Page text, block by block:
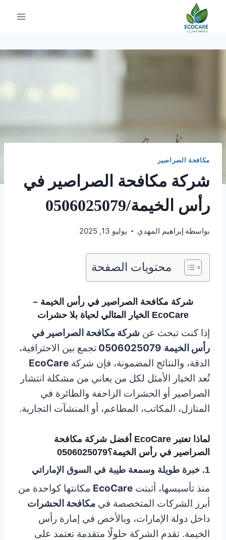
التجاوز
مكافحة الصراصير
شركة مكافحة الصراصير في
رأس الخيمة/0506025079
بواسطة إبراهيم المهدي يوليو 13, 2025
محتويات الصفحة
شركة مكافحة الصراصير في رأس الخيمة –
EcoCare الخيار المثالي لحياة بلا حشرات
إذا كنت تبحث عن شركة مكافحة الصراصير في
رأس الخيمة 0506025079 تجمع بين الاحترافية،
الدقة، والنتائج المضمونة، فإن شركة EcoCare
تُعد الخيار الأمثل لكل من يعاني من مشكلة انتشار
الصراصير أو الحشرات الزاحفة والطائرة في
المنازل، المكاتب، المطاعم، أو المنشآت التجارية.
لماذا تعتبر EcoCare أفضل شركة مكافحة
الصراصير في رأس الخيمة؟0506025079
1. خبرة طويلة وسمعة طيبة في السوق الإماراتي
منذ تأسيسها، أثبتت EcoCare مكانتها كواحدة من
أبرز الشركات المتخصصة في مكافحة الحشرات
داخل دولة الإمارات، وبالأخص في إمارة رأس
الخيمة. تقدم الشركة حلولًا متقدمة تعتمد على